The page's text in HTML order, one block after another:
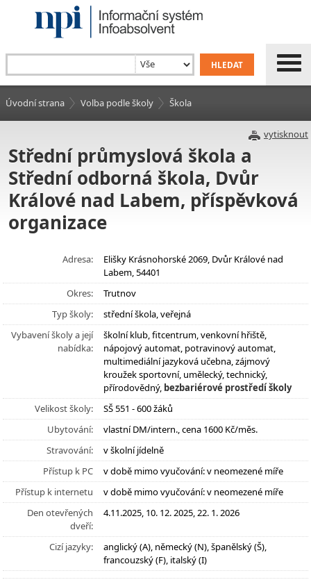
Úvodní strana Volba podle školy Škola
vytisknout
Střední průmyslová škola a
Střední odborná škola, Dvůr
Králové nad Labem, příspěvková
organizace
Adresa:
Elišky Krásnohorské 2069, Dvůr Králové nad
Labem, 54401
Okres:
Trutnov
Typ školy:
střední škola, veřejná
Vybavení školy a její
nabídka:
školní klub, fitcentrum, venkovní hřiště,
nápojový automat, potravinový automat,
multimediální jazyková učebna, zájmový
kroužek sportovní, umělecký, technický,
přírodovědný, bezbariérové prostředí školy
Velikost školy:
SŠ 551 - 600 žáků
Ubytování:
vlastní DM/intern., cena 1600 Kč/měs.
Stravování:
v školní jídelně
Přístup k PC
v době mimo vyučování: v neomezené míře
Přístup k internetu
v době mimo vyučování: v neomezené míře
Den otevřených
dveří:
4.11.2025, 10. 12. 2025, 22. 1. 2026
Cizí jazyky:
anglický (A), německý (N), španělský (Š),
francouzský (F), italský (I)